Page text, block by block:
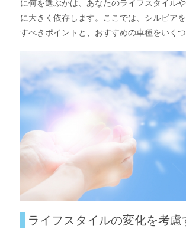
に何を選ぶかは、あなたのライフスタイル
に大きく依存します。ここでは、シルビア
すべきポイントと、おすすめの車種をいくつ
ライフスタイルの変化を考慮